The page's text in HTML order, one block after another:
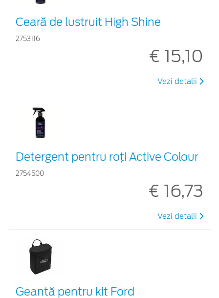
Ceară de lustruit High Shine
2753116
€ 15,10
Vezi detalii
Detergent pentru roți Active Colour
2754500
€ 16,73
Vezi detalii
Geantă pentru kit Ford